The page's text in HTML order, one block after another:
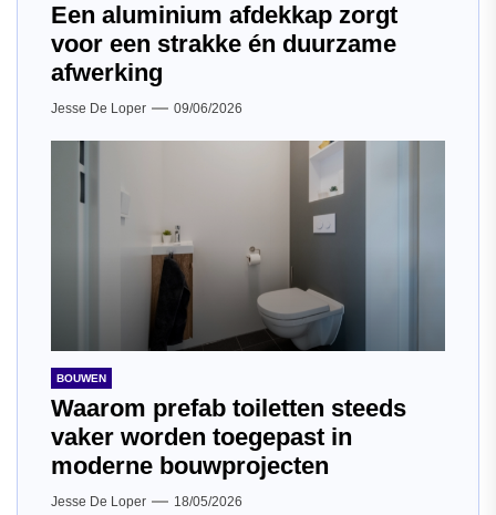
Een aluminium afdekkap zorgt
voor een strakke én duurzame
afwerking
Jesse De Loper 09/06/2026
BOUWEN
Waarom prefab toiletten steeds
vaker worden toegepast in
moderne bouwprojecten
Jesse De Loper 18/05/2026